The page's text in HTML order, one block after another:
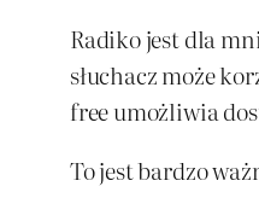
Radiko jest dla
słuchacz może
free umożliwia
To jest bardzo